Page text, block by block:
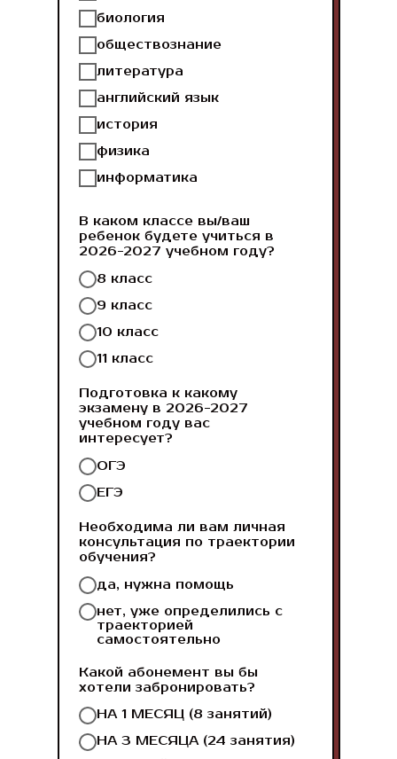
биология
обществознание
литература
английский язык
история
физика
информатика
В каком классе вы/ваш
ребенок будете учиться в
2026-2027 учебном году?
8 класс
9 класс
10 класс
11 класс
Подготовка к какому
экзамену в 2026-2027
учебном году вас
интересует?
ОГЭ
ЕГЭ
Необходима ли вам личная
консультация по траектории
обучения?
да, нужна помощь
нет, уже определились с
траекторией
самостоятельно
Какой абонемент вы бы
хотели забронировать?
НА 1 МЕСЯЦ (8 занятий)
НА 3 МЕСЯЦА (24 занятия)